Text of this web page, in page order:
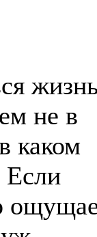
не в
каком
Если